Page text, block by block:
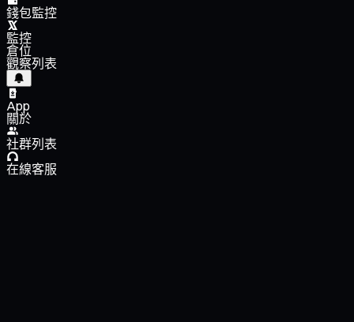
錢包監控
監控
倉位
觀察列表
App
關於
社群列表
在線客服